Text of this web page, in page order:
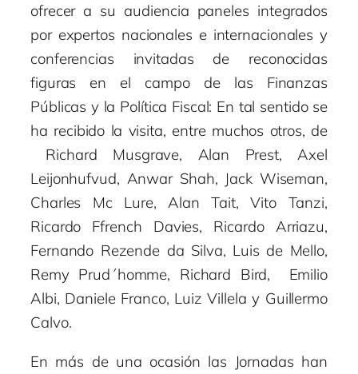
ofrecer a su audiencia paneles integrados
por expertos nacionales e internacionales y
conferencias invitadas de reconocidas
figuras en el campo de las Finanzas
Públicas y la Política Fiscal: En tal sentido se
ha recibido la visita, entre muchos otros, de
Richard Musgrave, Alan Prest, Axel
Leijonhufvud, Anwar Shah, Jack Wiseman,
Charles Mc Lure, Alan Tait, Vito Tanzi,
Ricardo Ffrench Davies, Ricardo Arriazu,
Fernando Rezende da Silva, Luis de Mello,
Remy Prud´homme, Richard Bird, Emilio
Albi, Daniele Franco, Luiz Villela y Guillermo
Calvo.
En más de una ocasión las Jornadas han